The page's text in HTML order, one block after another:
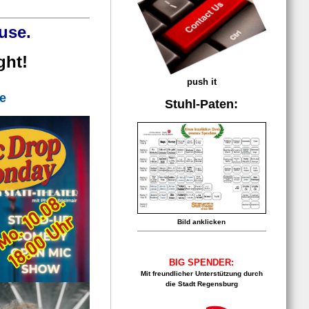
push it
Stuhl-Paten:
Bild anklicken
BIG SPENDER:
Mit freundlicher Unterstützung durch
die Stadt Regensburg